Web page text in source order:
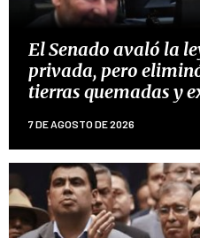
El Senado avaló la
privada, pero
tierras quemadas y
7 DE AGOSTO DE 2026